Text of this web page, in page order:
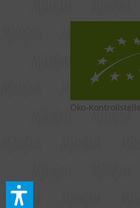
Öko-